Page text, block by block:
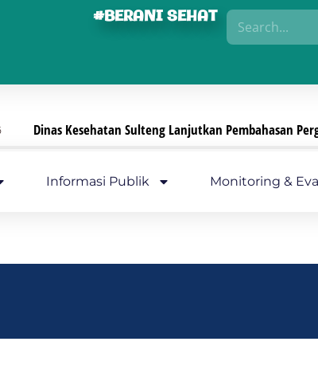
#BERANI SEHAT
Dinas Kesehatan Sulteng Lanjutkan Pembahasan
Informasi Publik Monitoring &